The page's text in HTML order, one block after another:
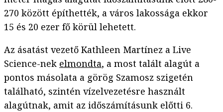
270 között építhették, a város lakossága ekkor
15 és 20 ezer fő körül lehetett.
Az ásatást vezető Kathleen Martínez a Live
Science-nek elmondta, a most talált alagút a
pontos másolata a görög Szamosz szigetén
található, szintén vízelvezetésre használt
alagútnak, amit az időszámításunk előtti 6.